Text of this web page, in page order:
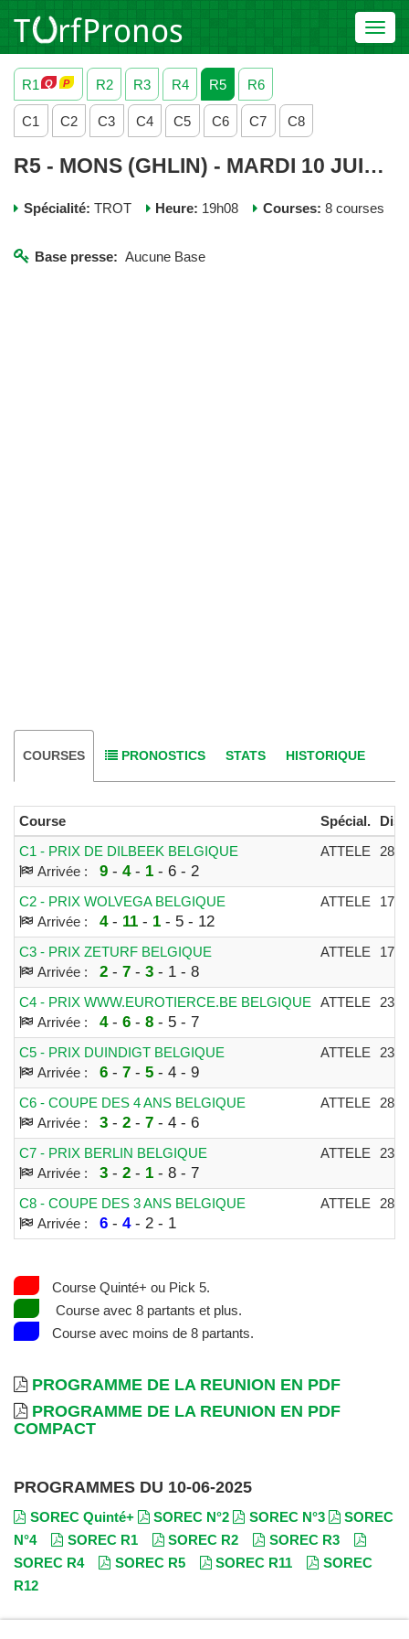
R1
R2 R3 R4 R5 R6
C1 C2 C3 C4 C5 C6 C7 C8
R5 - MONS (GHLIN) - MARDI 10 JUIN 2025
Spécialité: TROT Heure: 19h08 Courses: 8 courses
Base presse: Aucune Base
COURSES PRONOSTICS STATS HISTORIQUE
Course Spécial.
Dist.
C1 - PRIX DE DILBEEK BELGIQUE
Arrivée :
9- 4- 1 - 6 - 2
ATTELE
C2 - PRIX WOLVEGA BELGIQUE
Arrivée :
4- 11 - 1 - 5 - 12
ATTELE
C3 - PRIX ZETURF BELGIQUE
Arrivée :
2- 7- 3- 1 - 8
ATTELE
C4 - PRIX WWW.EUROTIERCE.BE BELGIQUE
Arrivée :
4- 6- 8- 5 - 7
ATTELE
C5 - PRIX DUINDIGT BELGIQUE
Arrivée :
6- 7- 5- 4 - 9
ATTELE
C6 - COUPE DES 4 ANS BELGIQUE
Arrivée :
3- 2- 7- 4 - 6
ATTELE
C7 - PRIX BERLIN BELGIQUE
Arrivée :
3- 2- 1 - 8 - 7
ATTELE
C8 - COUPE DES 3 ANS BELGIQUE
Arrivée :
6- 4- 2 - 1
ATTELE
Course Quinté+ ou Pick 5.
Course avec 8 partants et plus.
Course avec moins de 8 partants.
PROGRAMME DE LA REUNION EN PDF
PROGRAMME DE LA REUNION EN PDF
COMPACT
PROGRAMMES DU 10-06-2025
SOREC Quinté+ SOREC N°2 SOREC N°3
SOREC
N°4
SOREC R1 SOREC R2
SOREC R3
SOREC R4
SOREC R5 SOREC R11
SOREC
R12